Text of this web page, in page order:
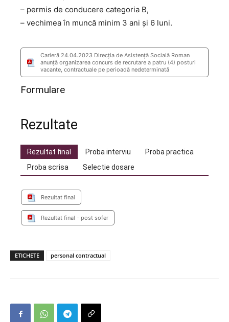
– permis de conducere categoria B,
– vechimea în muncă minim 3 ani și 6 luni.
Carieră 24.04.2023 Direcția de Asistență Socială Roman
anunţă organizarea concurs de recrutare a patru (4) posturi
vacante, contractuale pe perioadă nedeterminată
Formulare
Rezultate
Rezultat final Proba interviu
Proba practica
Proba scrisa
Selectie dosare
Rezultat final
Rezultat final - post sofer
ETICHETE personal contractual